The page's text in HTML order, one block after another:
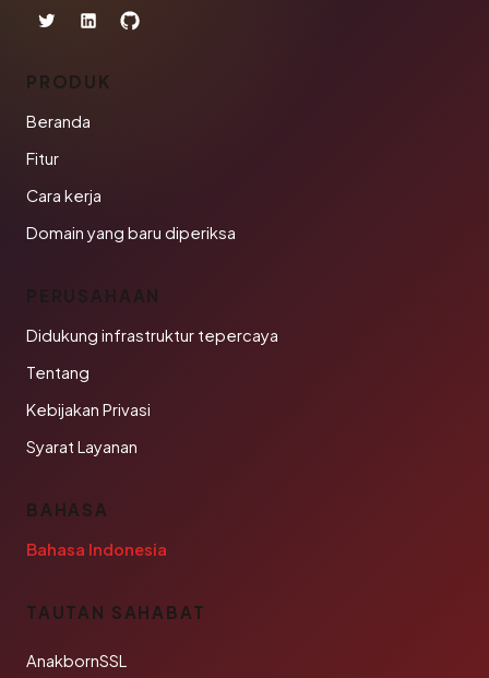
PRODUK
Beranda
Fitur
Cara kerja
Domain yang baru diperiksa
PERUSAHAAN
Didukung infrastruktur tepercaya
Tentang
Kebijakan Privasi
Syarat Layanan
BAHASA
Bahasa Indonesia
TAUTAN SAHABAT
AnakbornSSL